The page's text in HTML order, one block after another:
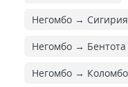
Негомбо → Сигирия
Негомбо → Бентота
Негомбо →